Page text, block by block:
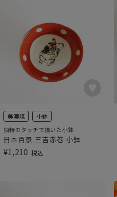
美濃焼 小鉢
独特のタッチで描いた小鉢
日本百景 三吉赤巻 小鉢
¥1,210 税込